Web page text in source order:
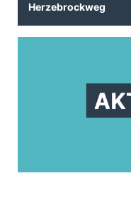
Herzebrockweg